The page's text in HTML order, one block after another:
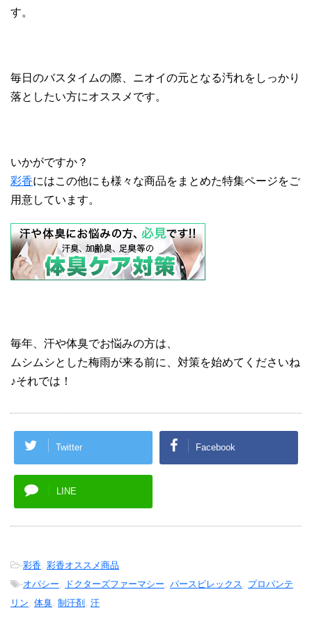
す。
毎日のバスタイムの際、ニオイの元となる汚れをしっかり
落としたい方にオススメです。
いかがですか？
彩香にはこの他にも様々な商品をまとめた特集ページをご
用意しています。
毎年、汗や体臭でお悩みの方は、
ムシムシとした梅雨が来る前に、対策を始めてくださいね
♪それでは！
Twitter Facebook
LINE
-彩香 彩香オススメ商品
-オパシー ドクターズファーマシー パースピレックス
プロパンテ
リン 体臭 制汗剤 汗